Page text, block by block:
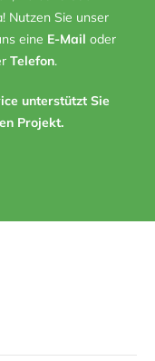
Nutzen Sie unser
eine E-Mail oder
Telefon.
unterstützt Sie
Projekt.